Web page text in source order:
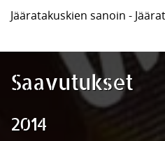
Jääratakuskien sanoin -
Saavutukset
2014